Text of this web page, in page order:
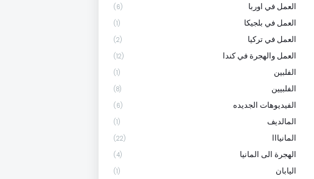
العمل في اوربا (6)
العمل في بلجيكا (1)
العمل في تركيا (2)
العمل والهجرة في كندا (12)
الفلبين (1)
الفلبيين (8)
الفيديوهات الجديده (6)
المالديف (1)
المانيااا (22)
الهجرة الى المانيا (4)
اليابان (1)